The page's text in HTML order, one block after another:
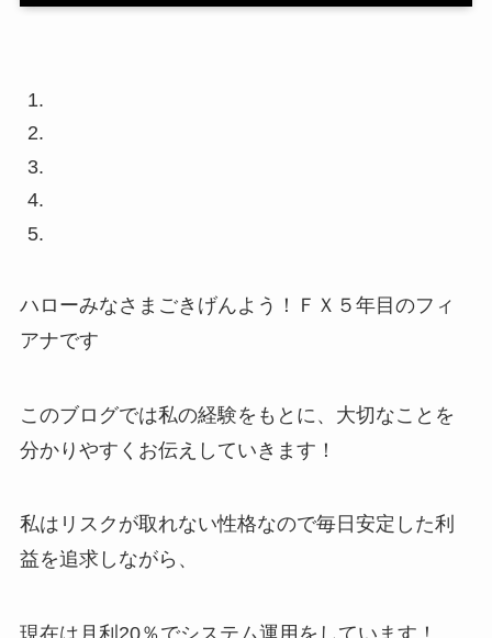
ハローみなさまごきげんよう！ＦＸ５年目のフィ
アナです
このブログでは私の経験をもとに、大切なことを
分かりやすくお伝えしていきます！
私はリスクが取れない性格なので毎日安定した利
益を追求しながら、